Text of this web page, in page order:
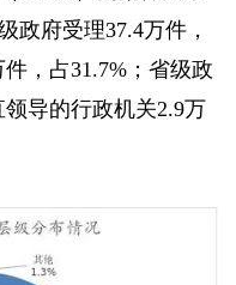
政府受理37.4万件，
，占31.7%；省级政
导的行政机关2.9万